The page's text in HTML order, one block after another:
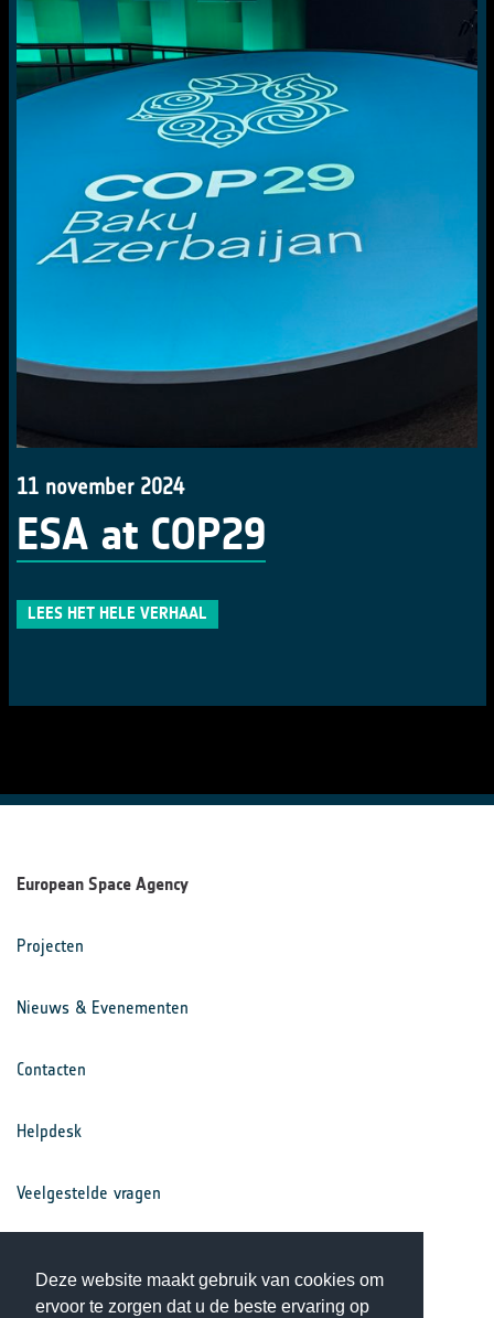
Deze website maakt gebruik van cookies om
ervoor te zorgen dat u de beste ervaring op
11 november 2024
ESA at COP29
LEES HET HELE VERHAAL
European Space Agency
Projecten
Nieuws & Evenementen
Contacten
Helpdesk
Veelgestelde vragen